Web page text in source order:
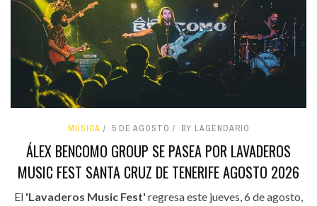
MÚSICA 5 DE AGOSTO BY LAGENDARIO
ÁLEX BENCOMO GROUP SE PASEA POR LAVADEROS
MUSIC FEST SANTA CRUZ DE TENERIFE AGOSTO 2026
El 'Lavaderos Music Fest' regresa este jueves, 6 de agosto,